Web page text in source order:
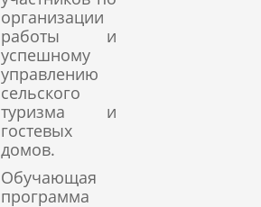
организации
работы и
успешному
управлению
сельского
туризма и
гостевых
домов.
Обучающая
программа